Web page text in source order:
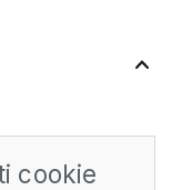
cookie